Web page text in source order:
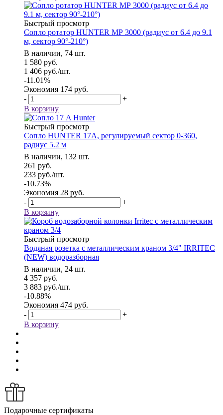
Быстрый просмотр
Сопло ротатор HUNTER МР 3000 (радиус от 6.4 до 9.1
м, сектор 90°-210°)
В наличии, 74 шт.
1 580 руб.
1 406 руб./шт.
-11.01%
Экономия 174 руб.
-
+
В корзину
Быстрый просмотр
Сопло HUNTER 17А, регулируемый сектор 0-360,
радиус 5.2 м
В наличии, 132 шт.
261 руб.
233 руб./шт.
-10.73%
Экономия 28 руб.
-
+
В корзину
Быстрый просмотр
Водяная розетка с металлическим краном 3/4" IRRITEC
(NEW) водоразборная
В наличии, 24 шт.
4 357 руб.
3 883 руб./шт.
-10.88%
Экономия 474 руб.
-
+
В корзину
Подарочные сертификаты